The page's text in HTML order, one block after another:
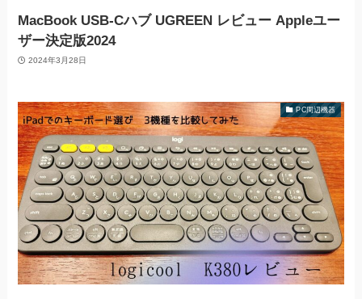
MacBook USB-Cハブ UGREEN レビュー Appleユー
ザー決定版2024
2024年3月28日
PC周辺機器